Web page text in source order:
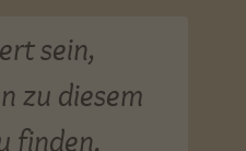
sein,
zu diesem
finden.